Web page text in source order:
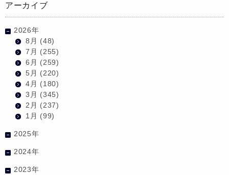
アーカイブ
2026年
8月 (48)
7月 (255)
6月 (259)
5月 (220)
4月 (180)
3月 (345)
2月 (237)
1月 (99)
2025年
2024年
2023年